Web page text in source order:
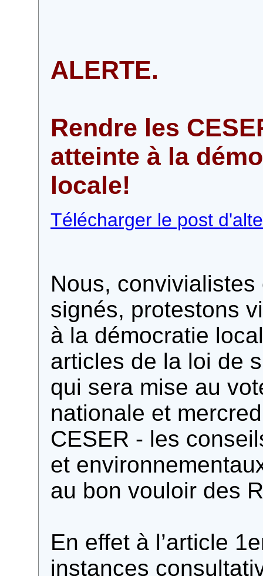
ALERTE.
Rendre les
atteinte à la
locale!
Télécharger le post
Nous,
signés, protestons
à la démocratie
articles de la loi de
qui sera mise au
nationale et
CESER - les
et
au bon vouloir des
En effet à l’article
instances